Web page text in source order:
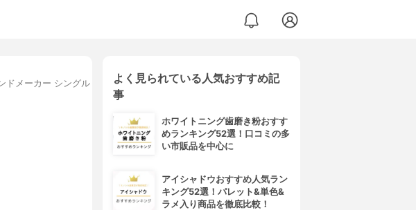
ドメーカー シングル BOE043よく見られている人気おすすめ記
事
ホワイトニング歯磨き粉おすす
めランキング52選！口コミの多
い市販品を中心に
アイシャドウおすすめ人気ラン
キング52選！パレット&単色&
ラメ入り商品を徹底比較！